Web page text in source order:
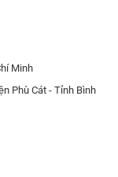
Minh
Phù Cát - Tỉnh Bình